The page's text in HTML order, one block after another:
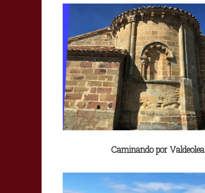
Caminando por Valdeolea